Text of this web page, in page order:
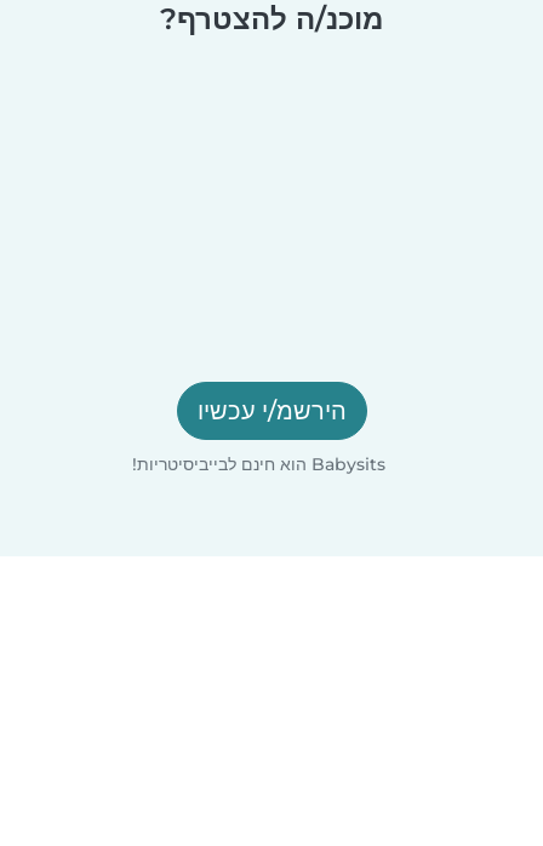
מוכנ/ה להצטרף?
הירשמ/י עכשיו
Babysits הוא חינם לבייביסיטריות!